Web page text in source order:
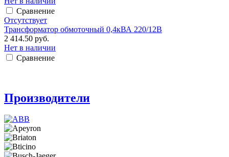
Сравнение
Отсутствует
Трансформатор обмоточный 0,4кВА 220/12В
2 414.50 руб.
Нет в наличии
Сравнение
Производители